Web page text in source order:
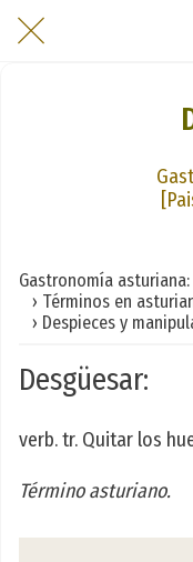
Gastronomía asturiana:
› Términos en
› Despieces y
Desgüesar:
verb. tr. Quitar los
Término asturiano.